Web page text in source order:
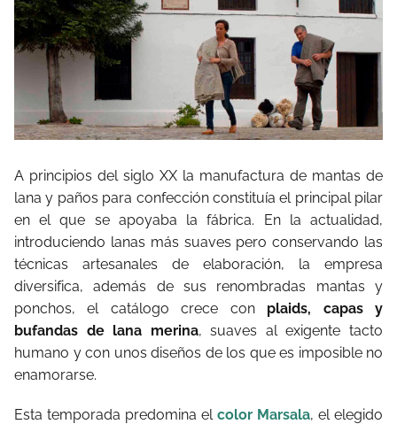
A principios del siglo XX la manufactura de mantas de
lana y paños para confección constituía el principal pilar
en el que se apoyaba la fábrica. En la actualidad,
introduciendo lanas más suaves pero conservando las
técnicas artesanales de elaboración, la empresa
diversifica, además de sus renombradas mantas y
ponchos, el catálogo crece con plaids, capas y
bufandas de lana merina, suaves al exigente tacto
humano y con unos diseños de los que es imposible no
enamorarse.
Esta temporada predomina el color Marsala, el elegido